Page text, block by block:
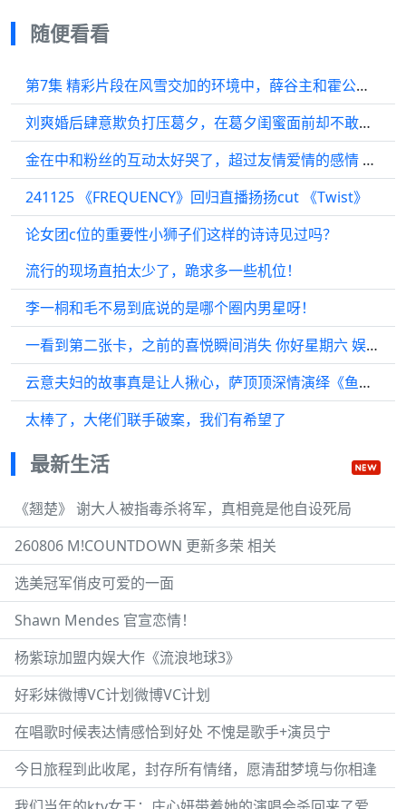
随便看看
第7集 精彩片段在风雪交加的环境中，薛谷主和霍公子因为寻找银铃簪而相遇
刘爽婚后肆意欺负打压葛夕，在葛夕闺蜜面前却不敢吱声？
金在中和粉丝的互动太好哭了，超过友情爱情的感情 可能这就是追星人的感情吧
241125 《FREQUENCY》回归直播扬扬cut 《Twist》
论女团c位的重要性小狮子们这样的诗诗见过吗？
流行的现场直拍太少了，跪求多一些机位！
李一桐和毛不易到底说的是哪个圈内男星呀！
一看到第二张卡，之前的喜悦瞬间消失 你好星期六 娱你安利
云意夫妇的故事真是让人揪心，萨顶顶深情演绎《鱼跃而上》…
太棒了，大佬们联手破案，我们有希望了
最新生活
《翘楚》 谢大人被指毒杀将军，真相竟是他自设死局
260806 M!COUNTDOWN 更新多荣 相关
选美冠军俏皮可爱的一面
Shawn Mendes 官宣恋情！
杨紫琼加盟内娱大作《流浪地球3》
好彩妹微博VC计划微博VC计划
在唱歌时候表达情感恰到好处 不愧是歌手+演员宁
今日旅程到此收尾，封存所有情绪，愿清甜梦境与你相逢